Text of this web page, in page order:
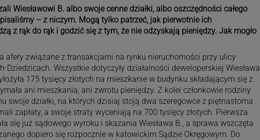
Wiesławowi B. albo swoje cenne działki, albo oszczędności całego
– z niczym. Mogą tylko patrzeć, jak pierwotnie ich
z rąk do rąk i godzić się z tym, że nie odzyskają pieniędzy. Jak mogło
afery związane z transakcjami na rynku nieruchomości przy ulicy
Dziedzicach. Wszystkie dotyczyły działalności deweloperskiej Wiesława
175 tysięcy złotych na mieszkanie w budynku składającym się z
ani mieszkania, ani zwrotu pieniędzy. Z kolei członkowie rodziny
swoje działki, na których dzisiaj stoją dwa szeregowce z piętnastoma
zapłaty, a swoje straty wyceniają na 700 tysięcy złotych. Pierwsza
się już sądowego wyroku i skazania Wiesława B., a sprawa wszczęta
dopiero się rozpocznie w katowickim Sądzie Okręgowym. Do